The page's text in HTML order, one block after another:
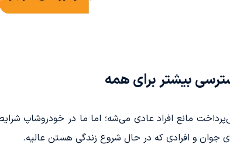
بیشتر برای همه
مانع افراد عادی می‌شه؛ اما ما در خودروشاپ
جوان و افرادی که در حال شروع زندگی هستن عالیه.